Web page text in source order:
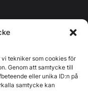
tekniker som cookies för
Genom att samtycke till
eller unika ID:n på
samtycke kan